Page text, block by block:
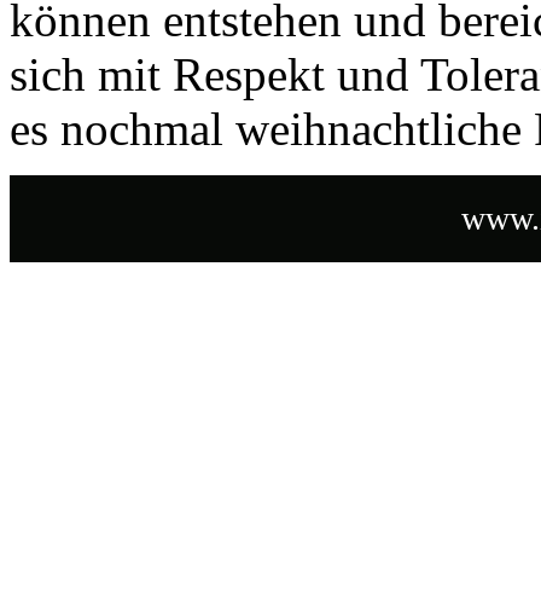
können entstehen und
sich mit Respekt und
es nochmal weihnachtliche